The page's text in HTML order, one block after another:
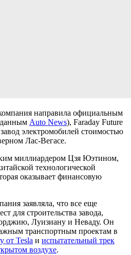
направила официальным
Auto News), Faraday Future
электромобилей стоимостью
Лас-Вегасе.
миллиардером Цзя Юэтином,
технологической
оказывает финансовую
заявляла, что все еще
для строительства завода,
Луизиану и Неваду. Он
транспортным проектам в
от Tesla и испытательный трек
воздухе.